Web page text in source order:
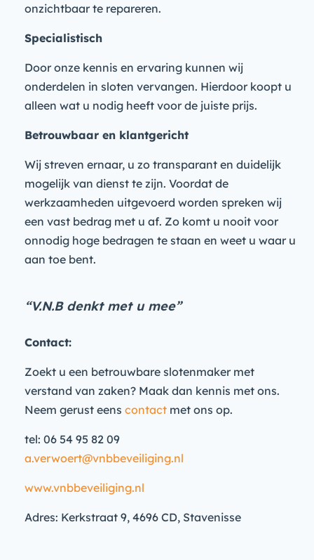
onzichtbaar te repareren.
Specialistisch
Door onze kennis en ervaring kunnen wij
onderdelen in sloten vervangen. Hierdoor koopt u
alleen wat u nodig heeft voor de juiste prijs.
Betrouwbaar en klantgericht
Wij streven ernaar, u zo transparant en duidelijk
mogelijk van dienst te zijn. Voordat de
werkzaamheden uitgevoerd worden spreken wij
een vast bedrag met u af. Zo komt u nooit voor
onnodig hoge bedragen te staan en weet u waar u
aan toe bent.
“V.N.B denkt met u mee”
Contact:
Zoekt u een betrouwbare slotenmaker met
verstand van zaken? Maak dan kennis met ons.
Neem gerust eens contact met ons op.
tel: 06 54 95 82 09
a.verwoert@vnbbeveiliging.nl
www.vnbbeveiliging.nl
Adres: Kerkstraat 9, 4696 CD, Stavenisse